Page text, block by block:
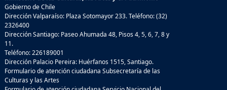
Gobierno de Chile
Dirección Valparaíso: Plaza Sotomayor 233. Teléfono: (32)
2326400
Dirección Santiago: Paseo Ahumada 48, Pisos 4, 5, 6, 7, 8 y
11.
Teléfono: 226189001
Dirección Palacio Pereira: Huérfanos 1515, Santiago.
Formulario de atención ciudadana Subsecretaría de las
Culturas y las Artes